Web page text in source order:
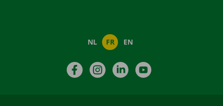
NL FR EN
FacebookInstagramLinkedIn